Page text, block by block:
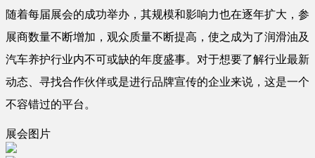
随着每届展会的成功举办，其规模和影响力也在逐年扩大，参
展商数量不断增加，观众质量不断提高，使之成为了润滑油及
汽车养护行业内不可或缺的年度盛事。对于想要了解行业最新
动态、寻找合作伙伴或是进行品牌宣传的企业来说，这是一个
不容错过的平台。
展会图片